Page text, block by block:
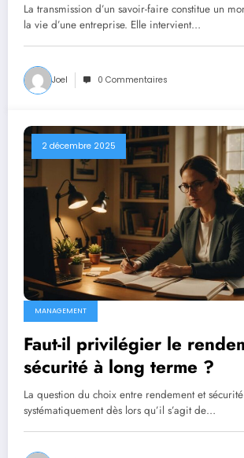
La transmission d’un savoir-faire constitue un
la vie d’une entreprise. Elle intervient…
Joel 0 Commentaires
2 décembre 2025
MANAGEMENT
Faut-il privilégier le
sécurité à long terme ?
La question du choix entre rendement et
systématiquement dès lors qu’il s’agit de…